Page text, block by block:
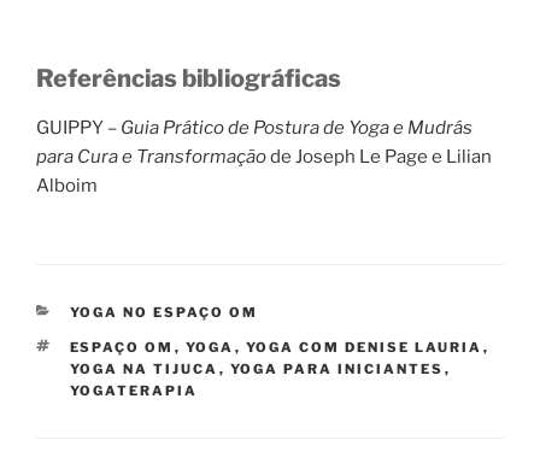
Referências bibliográficas
GUIPPY – Guia Prático de Postura de Yoga e Mudrás
para Cura e Transformaçãode Joseph Le Page e Lilian
Alboim
CATEGORIAS
YOGA NO ESPAÇO OM
TAGS
ESPAÇO OM , YOGA , YOGA COM DENISE LAURIA ,
YOGA NA TIJUCA , YOGA PARA INICIANTES ,
YOGATERAPIA